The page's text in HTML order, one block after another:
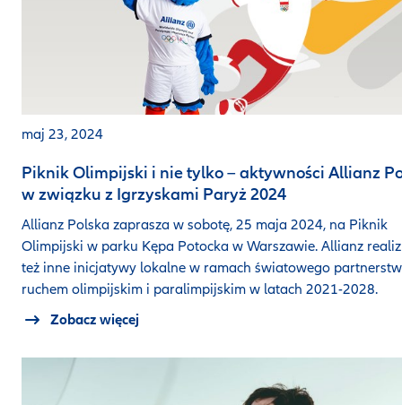
maj 23, 2024
Piknik Olimpijski i nie tylko – aktywności Allianz
w związku z Igrzyskami Paryż 2024
Allianz Polska zaprasza w sobotę, 25 maja 2024, na Piknik
Olimpijski w parku Kępa Potocka w Warszawie. Allianz
też inne inicjatywy lokalne w ramach światowego
ruchem olimpijskim i paralimpijskim w latach 2021-2028.
Zobacz więcej